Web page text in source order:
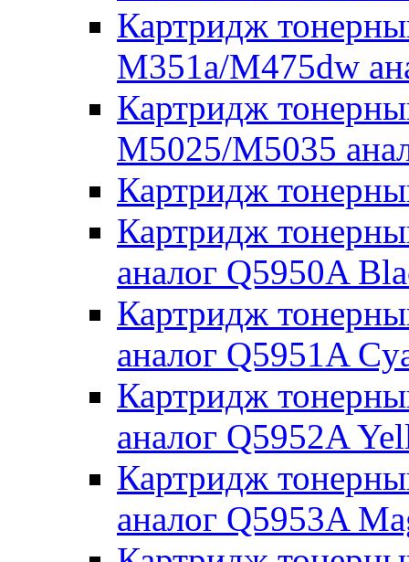
Картридж
M351a/M475dw
Картридж
M5025/M5035
Картридж
Картридж
аналог Q5950A
Картридж
аналог Q5951A
Картридж
аналог Q5952A
Картридж
аналог Q5953A